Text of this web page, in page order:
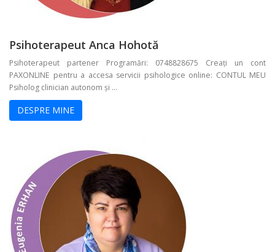
Psihoterapeut Anca Hohotă
Psihoterapeut partener Programări: 0748828675 Creați un cont
PAXONLINE pentru a accesa servicii psihologice online: CONTUL MEU
Psiholog clinician autonom și ...
DESPRE MINE